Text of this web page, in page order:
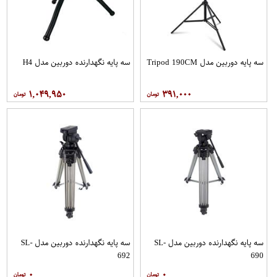
سه پایه دوربین مدل Tripod 190CM
۳۹۱,۰۰۰
سه پایه نگهدارنده دوربین مدل H4
۱,۰۴۹,۹۵۰
سه پایه نگهدارنده دوربین مدل SL-
690
سه پایه نگهدارنده دوربین مدل SL-
692